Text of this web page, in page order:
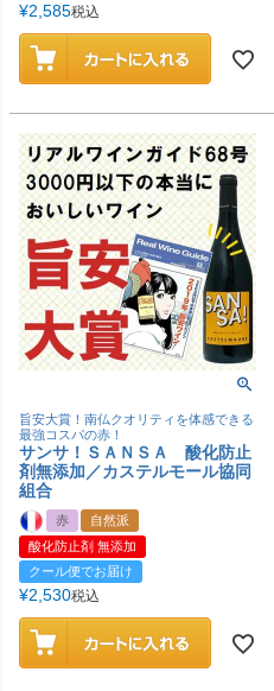
¥2,585税込
旨安大賞！南仏クオリティを体感できる
最強コスパの赤！
サンサ！ＳＡＮＳＡ 酸化防止
剤無添加／カステルモール協同
組合
赤
自然派
酸化防止剤 無添加
クール便でお届け
¥2,530税込